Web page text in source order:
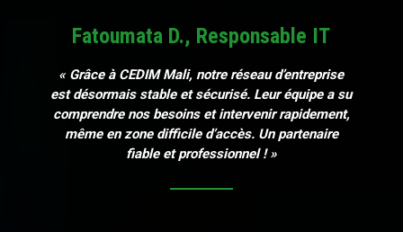
Fatoumata D., Responsable IT
« Grâce à CEDIM Mali, notre réseau d’entreprise
est désormais stable et sécurisé. Leur équipe a su
comprendre nos besoins et intervenir rapidement,
même en zone difficile d’accès. Un partenaire
fiable et professionnel ! »